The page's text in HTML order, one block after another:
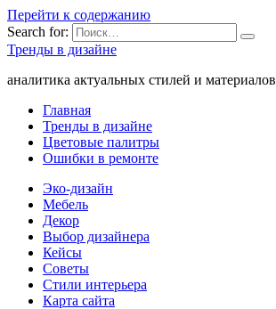
Перейти к содержанию
Search for:
Тренды в дизайне
аналитика актуальных стилей и материалов
Главная
Тренды в дизайне
Цветовые палитры
Ошибки в ремонте
Эко-дизайн
Мебель
Декор
Выбор дизайнера
Кейсы
Советы
Стили интерьера
Карта сайта